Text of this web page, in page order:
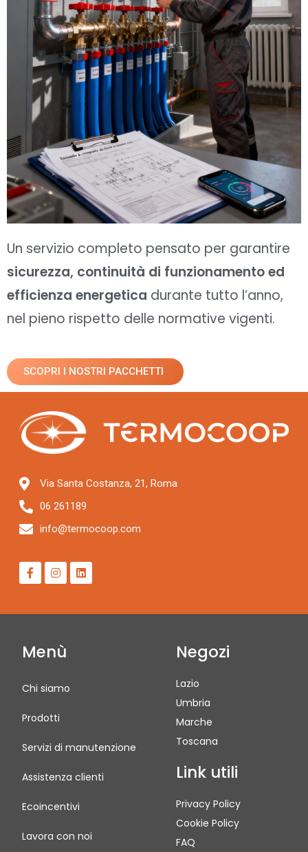
Un servizio completo pensato per garantire
sicurezza, continuità di funzionamento ed
efficienza energetica durante tutto l’anno,
nel pieno rispetto delle normative vigenti.
SCOPRI I NOSTRI PACCHETTI
Via Santa Costanza, 21, Roma
06 261189
info@termocoop.com
Menù
Chi siamo
Prodotti
Servizi di manutenzione
Assistenza clienti
Ecoincentivi
Lavora con noi
Negozi
Lazio
Umbria
Marche
Toscana
Link utili
Privacy Policy
Cookie Policy
FAQ